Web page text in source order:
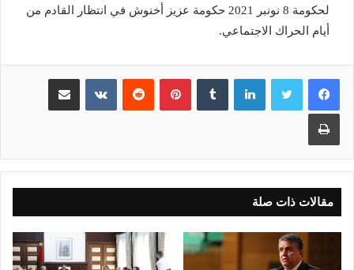
لحكومة 8 نونبر 2021 حكومة عزيز أخنوش في انتظار القادم من
أيام الحراك الاجتماعي.
لينكدإن بينتيريست مشاركة عبر البريد
طباعة
مقالات ذات صلة